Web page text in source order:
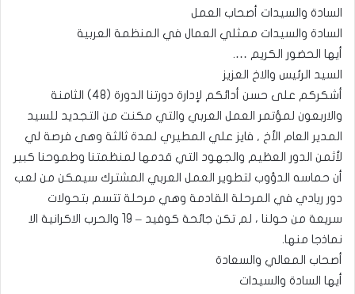
السادة والسيدات أصحاب العمل
السادة والسيدات ممثلي العمال في المنظمة العربية
أيها الحضور الكريم ….
السيد الرئيس والاخ العزيز
أشكركم على حسن أدائكم لإدارة دورتنا الدورة (48) الثامنة
والاربعون لمؤتمر العمل العربي والتي مكنت من التجديد للسيد
المدير العام الأخ , فايز علي المطيري لمدة ثالثة وهى فرصة لي
لأثمن الدور العظيم والجهود التي قدمها لمنظمتنا وطموحنا كبير
أن حماسه الدؤوب لتطوير العمل العربي المشترك سيمكن من لعب
دور ريادي في المرحلة القادمة وهي مرحلة تتسم بتحولات
سريعة من حولنا ، لم تكن جائحة كوفيد – 19 والحرب الاكرانية الا
نماذجا منها.
أصحاب المعالي والسعادة
أيها السادة والسيدات